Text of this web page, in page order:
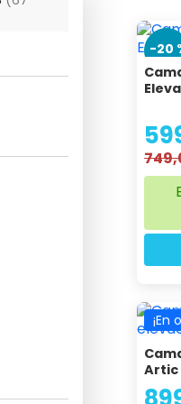
altura con un solo botón
ofreciendo el rango más
altura de su cintura, sin
es la
autonomía del
sus pies tocan el
sea hoy el estándar
-20
¡En
Artic